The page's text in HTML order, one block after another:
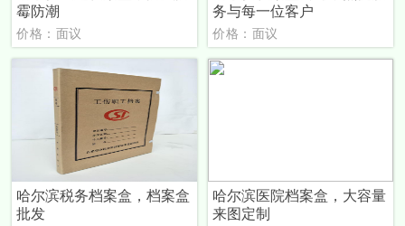
霉防潮
价格：面议
务与每一位客户
价格：面议
哈尔滨税务档案盒，档案盒
批发
哈尔滨医院档案盒，大容量
来图定制